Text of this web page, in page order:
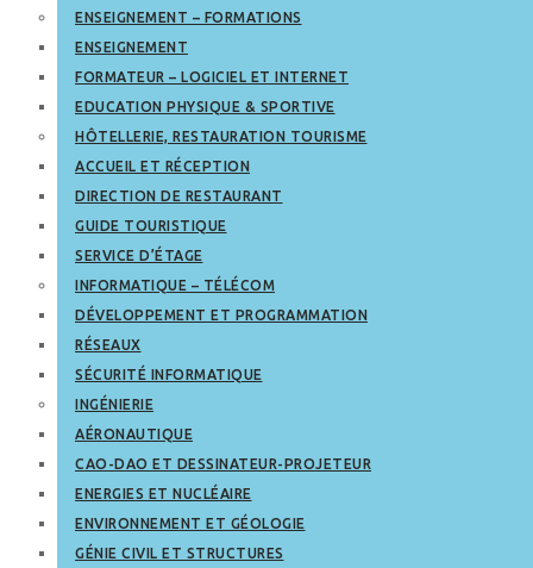
ENSEIGNEMENT – FORMATIONS
ENSEIGNEMENT
FORMATEUR – LOGICIEL ET INTERNET
EDUCATION PHYSIQUE & SPORTIVE
HÔTELLERIE, RESTAURATION TOURISME
ACCUEIL ET RÉCEPTION
DIRECTION DE RESTAURANT
GUIDE TOURISTIQUE
SERVICE D’ÉTAGE
INFORMATIQUE – TÉLÉCOM
DÉVELOPPEMENT ET PROGRAMMATION
RÉSEAUX
SÉCURITÉ INFORMATIQUE
INGÉNIERIE
AÉRONAUTIQUE
CAO-DAO ET DESSINATEUR-PROJETEUR
ENERGIES ET NUCLÉAIRE
ENVIRONNEMENT ET GÉOLOGIE
GÉNIE CIVIL ET STRUCTURES